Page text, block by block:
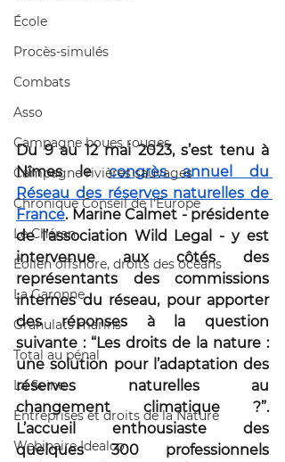
École
Procès-simulés
Combats
Asso
Campagne boues rouges
Campagne rivières sauvages
Chronique Conseil de l'Europe
Le Chéran
Éolien offshore, droits des océans
La Garonne
Granulats marins
Total au pénal
La Seine
Entreprises et droits de la Nature
Webinaire Idealco
Du 9 au 12 mai 2023, s’est tenu à
Nîmes le congrès annuel du
Réseau des réserves naturelles de
France. Marine Calmet - présidente
de l’association Wild Legal - y est
intervenue aux côtés des
représentants des commissions
internes du réseau, pour apporter
des réponses à la question
suivante : “Les droits de la nature :
une solution pour l’adaptation des
réserves naturelles au
changement climatique ?”.
L’accueil enthousiaste des
quelques 300 professionnels